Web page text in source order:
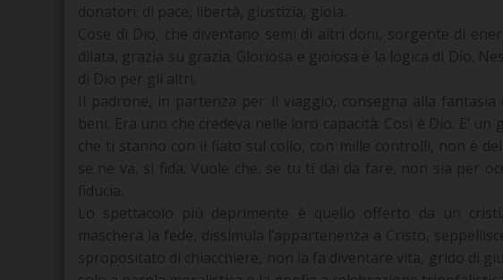
donatori: di pace, libertà, giustizia, gioia.
Cose di Dio, che diventano semi di altri doni, sorgente di
dilata, grazia su grazia. Gloriosa e gioiosa è la logica di Dio.
di Dio per gli altri.
Il padrone, in partenza per il viaggio, consegna alla fantasia
beni. Era uno che credeva nelle loro capacità. Così è Dio. E’ un
che ti stanno con il fiato sul collo, con mille controlli, non è
se ne va, si fida. Vuole che, se tu ti dai da fare, non sia per
fiducia.
Lo spettacolo più deprimente è quello offerto da un
maschera la fede, dissimula l’appartenenza a Cristo,
spropositato di chiacchiere, non la fa diventare vita, grido di